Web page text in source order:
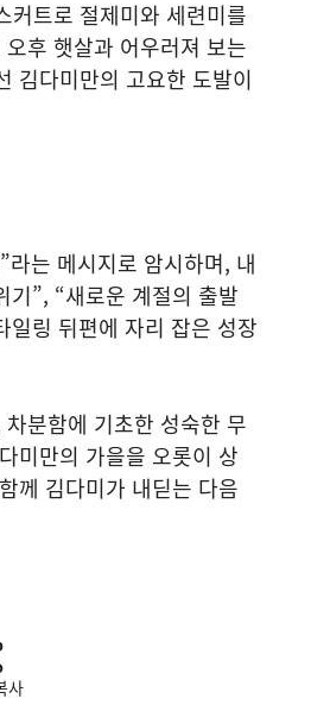
커트로 절제미와 세련미를
후 햇살과 어우러져 보는
김다미만의 고요한 도발이
는 메시지로 암시하며, 내
”, “새로운 계절의 출발
일링 뒤편에 자리 잡은 성장
분함에 기초한 성숙한 무
미만의 가을을 오롯이 상
께 김다미가 내딛는 다음
사